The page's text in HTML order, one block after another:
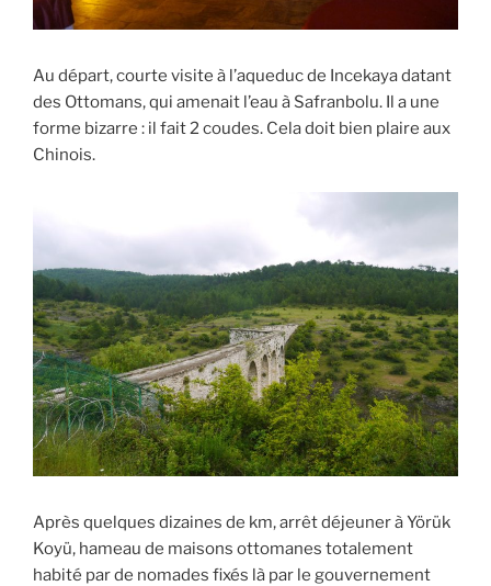
Au départ, courte visite à l’aqueduc de Incekaya datant
des Ottomans, qui amenait l’eau à Safranbolu. Il a une
forme bizarre : il fait 2 coudes. Cela doit bien plaire aux
Chinois.
Après quelques dizaines de km, arrêt déjeuner à Yörük
Koyü, hameau de maisons ottomanes totalement
habité par de nomades fixés là par le gouvernement